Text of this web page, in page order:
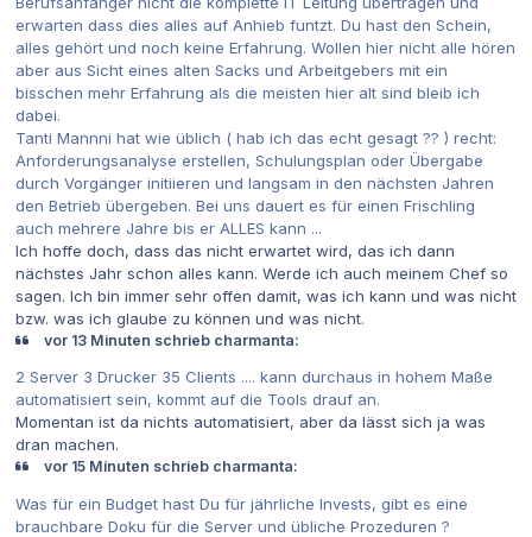
erwarten dass dies alles auf Anhieb funtzt. Du hast den Schein,
alles gehört und noch keine Erfahrung. Wollen hier nicht alle hören
aber aus Sicht eines alten Sacks und Arbeitgebers mit ein
bisschen mehr Erfahrung als die meisten hier alt sind bleib ich
dabei.
Tanti Mannni hat wie üblich ( hab ich das echt gesagt ?? ) recht:
Anforderungsanalyse erstellen, Schulungsplan oder Übergabe
durch Vorgänger initiieren und langsam in den nächsten Jahren
den Betrieb übergeben. Bei uns dauert es für einen Frischling
auch mehrere Jahre bis er ALLES kann ...
Ich hoffe doch, dass das nicht erwartet wird, das ich dann
nächstes Jahr schon alles kann. Werde ich auch meinem Chef so
sagen. Ich bin immer sehr offen damit, was ich kann und was nicht
bzw. was ich glaube zu können und was nicht.
vor 13 Minuten schrieb charmanta:
2 Server 3 Drucker 35 Clients .... kann durchaus in hohem Maße
automatisiert sein, kommt auf die Tools drauf an.
Momentan ist da nichts automatisiert, aber da lässt sich ja was
dran machen.
vor 15 Minuten schrieb charmanta:
Was für ein Budget hast Du für jährliche Invests, gibt es eine
brauchbare Doku für die Server und übliche Prozeduren ?